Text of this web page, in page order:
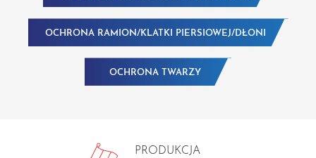
OCHRONA RAMION/KLATKI PIERSIOWEJ/DŁONI
OCHRONA TWARZY
PRODUKCJA